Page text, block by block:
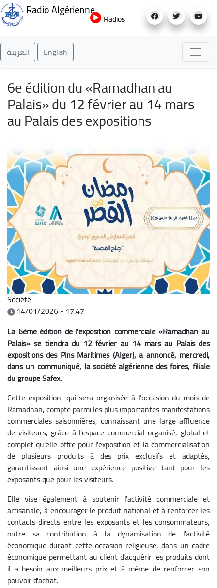
au
Radio Algérienne
Radios
العربية English
6e édition du «Ramadhan au
Palais» du 12 février au 14 mars
au Palais des expositions
Société
14/01/2026 - 17:47
La 6ème édition de l'exposition commerciale «Ramadhan au
Palais» se tiendra du 12 février au 14 mars au Palais des
expositions des Pins Maritimes (Alger), a annoncé, mercredi,
dans un communiqué, la société algérienne des foires, filiale
du groupe Safex.
Cette exposition, qui sera organisée à l'occasion du mois de
Ramadhan, compte parmi les plus importantes manifestations
commerciales saisonnières, connaissant une large affluence
de visiteurs, grâce à l'espace commercial organisé, global et
complet qu'elle offre pour l'exposition et la commercialisation
de plusieurs produits à des prix exclusifs et adaptés,
garantissant ainsi une expérience positive tant pour les
exposants que pour les visiteurs.
Elle vise également à soutenir l'activité commerciale et
artisanale, à encourager le produit national et à renforcer les
contacts directs entre les exposants et les consommateurs,
outre sa contribution à la dynamisation de l'activité
économique durant cette occasion religieuse, dans un cadre
économique permettant au client d'acquérir les produits dont
il a besoin aux meilleurs prix et à même de renforcer son
pouvoir d'achat.